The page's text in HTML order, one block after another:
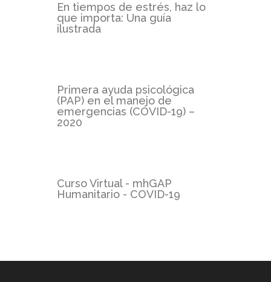
En tiempos de estrés, haz lo
que importa: Una guía
ilustrada
Primera ayuda psicológica
(PAP) en el manejo de
emergencias (COVID-19) –
2020
Curso Virtual - mhGAP
Humanitario - COVID-19